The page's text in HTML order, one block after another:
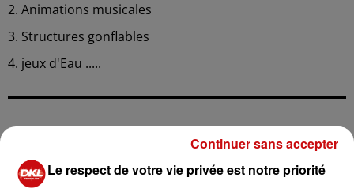
2. Animations musicales
3. Structures gonflables
4. jeux d'Eau .....
Le respect de votre vie privée est notre priorité
Continuer sans accepter